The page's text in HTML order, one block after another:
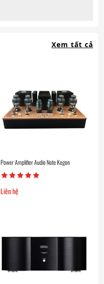
Xem tất cả
Power Amplifier Audio Note Kegon
Liên hệ